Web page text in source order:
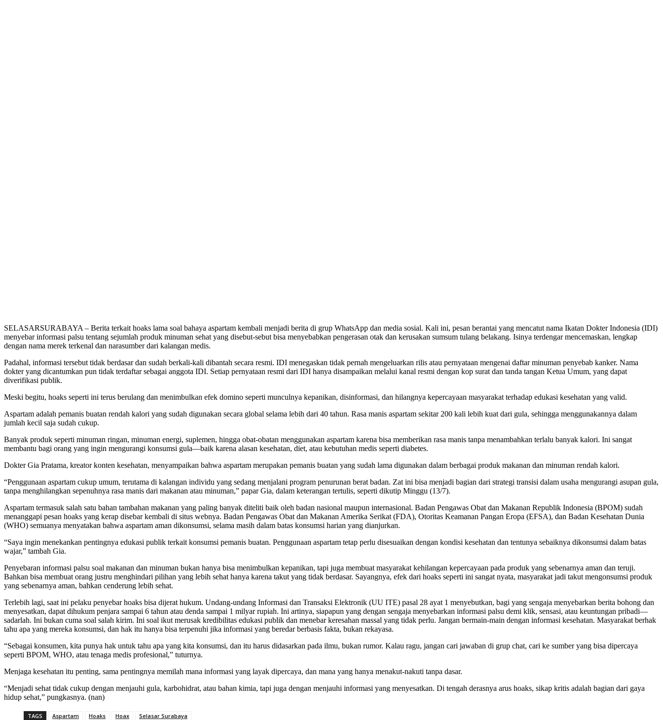
SELASARSURABAYA – Berita terkait hoaks lama soal bahaya aspartam kembali menjadi berita di grup WhatsApp dan media sosial. Kali ini, pesan berantai yang mencatut nama Ikatan Dokter Indonesia (IDI)
menyebar informasi palsu tentang sejumlah produk minuman sehat yang disebut-sebut bisa menyebabkan pengerasan otak dan kerusakan sumsum tulang belakang. Isinya terdengar mencemaskan, lengkap
dengan nama merek terkenal dan narasumber dari kalangan medis.
Padahal, informasi tersebut tidak berdasar dan sudah berkali-kali dibantah secara resmi. IDI menegaskan tidak pernah mengeluarkan rilis atau pernyataan mengenai daftar minuman penyebab kanker. Nama
dokter yang dicantumkan pun tidak terdaftar sebagai anggota IDI. Setiap pernyataan resmi dari IDI hanya disampaikan melalui kanal resmi dengan kop surat dan tanda tangan Ketua Umum, yang dapat
diverifikasi publik.
Meski begitu, hoaks seperti ini terus berulang dan menimbulkan efek domino seperti munculnya kepanikan, disinformasi, dan hilangnya kepercayaan masyarakat terhadap edukasi kesehatan yang valid.
Aspartam adalah pemanis buatan rendah kalori yang sudah digunakan secara global selama lebih dari 40 tahun. Rasa manis aspartam sekitar 200 kali lebih kuat dari gula, sehingga menggunakannya dalam
jumlah kecil saja sudah cukup.
Banyak produk seperti minuman ringan, minuman energi, suplemen, hingga obat-obatan menggunakan aspartam karena bisa memberikan rasa manis tanpa menambahkan terlalu banyak kalori. Ini sangat
membantu bagi orang yang ingin mengurangi konsumsi gula—baik karena alasan kesehatan, diet, atau kebutuhan medis seperti diabetes.
Dokter Gia Pratama, kreator konten kesehatan, menyampaikan bahwa aspartam merupakan pemanis buatan yang sudah lama digunakan dalam berbagai produk makanan dan minuman rendah kalori.
“Penggunaan aspartam cukup umum, terutama di kalangan individu yang sedang menjalani program penurunan berat badan. Zat ini bisa menjadi bagian dari strategi transisi dalam usaha mengurangi asupan gula,
tanpa menghilangkan sepenuhnya rasa manis dari makanan atau minuman,” papar Gia, dalam keterangan tertulis, seperti dikutip Minggu (13/7).
Aspartam termasuk salah satu bahan tambahan makanan yang paling banyak diteliti baik oleh badan nasional maupun internasional. Badan Pengawas Obat dan Makanan Republik Indonesia (BPOM) sudah
menanggapi pesan hoaks yang kerap disebar kembali di situs webnya. Badan Pengawas Obat dan Makanan Amerika Serikat (FDA), Otoritas Keamanan Pangan Eropa (EFSA), dan Badan Kesehatan Dunia
(WHO) semuanya menyatakan bahwa aspartam aman dikonsumsi, selama masih dalam batas konsumsi harian yang dianjurkan.
“Saya ingin menekankan pentingnya edukasi publik terkait konsumsi pemanis buatan. Penggunaan aspartam tetap perlu disesuaikan dengan kondisi kesehatan dan tentunya sebaiknya dikonsumsi dalam batas
wajar,” tambah Gia.
Penyebaran informasi palsu soal makanan dan minuman bukan hanya bisa menimbulkan kepanikan, tapi juga membuat masyarakat kehilangan kepercayaan pada produk yang sebenarnya aman dan teruji.
Bahkan bisa membuat orang justru menghindari pilihan yang lebih sehat hanya karena takut yang tidak berdasar. Sayangnya, efek dari hoaks seperti ini sangat nyata, masyarakat jadi takut mengonsumsi produk
yang sebenarnya aman, bahkan cenderung lebih sehat.
Terlebih lagi, saat ini pelaku penyebar hoaks bisa dijerat hukum. Undang-undang Informasi dan Transaksi Elektronik (UU ITE) pasal 28 ayat 1 menyebutkan, bagi yang sengaja menyebarkan berita bohong dan
menyesatkan, dapat dihukum penjara sampai 6 tahun atau denda sampai 1 milyar rupiah. Ini artinya, siapapun yang dengan sengaja menyebarkan informasi palsu demi klik, sensasi, atau keuntungan pribadi—
sadarlah. Ini bukan cuma soal salah kirim. Ini soal ikut merusak kredibilitas edukasi publik dan menebar keresahan massal yang tidak perlu. Jangan bermain-main dengan informasi kesehatan. Masyarakat berhak
tahu apa yang mereka konsumsi, dan hak itu hanya bisa terpenuhi jika informasi yang beredar berbasis fakta, bukan rekayasa.
“Sebagai konsumen, kita punya hak untuk tahu apa yang kita konsumsi, dan itu harus didasarkan pada ilmu, bukan rumor. Kalau ragu, jangan cari jawaban di grup chat, cari ke sumber yang bisa dipercaya
seperti BPOM, WHO, atau tenaga medis profesional,” tuturnya.
Menjaga kesehatan itu penting, sama pentingnya memilah mana informasi yang layak dipercaya, dan mana yang hanya menakut-nakuti tanpa dasar.
“Menjadi sehat tidak cukup dengan menjauhi gula, karbohidrat, atau bahan kimia, tapi juga dengan menjauhi informasi yang menyesatkan. Di tengah derasnya arus hoaks, sikap kritis adalah bagian dari gaya
hidup sehat,” pungkasnya. (nan)
TAGS Aspartam Hoaks Hoax Selasar Surabaya